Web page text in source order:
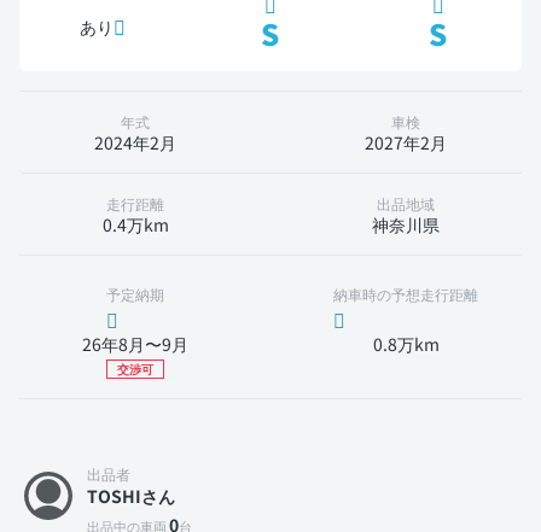
あり S S
年式
2024年2月
車検
2027年2月
走行距離
0.4万km
出品地域
神奈川県
予定納期
26年8月〜9月
交渉可
納車時の予想走行距離
0.8万km
出品者
TOSHIさん
出品中の車両0台